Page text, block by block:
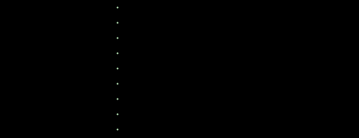
・
・
・
・
・
・
・
・
・